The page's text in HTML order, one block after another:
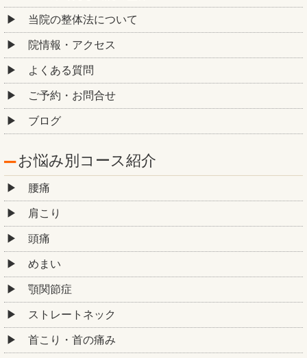
当院の整体法について
院情報・アクセス
よくある質問
ご予約・お問合せ
ブログ
お悩み別コース紹介
腰痛
肩こり
頭痛
めまい
顎関節症
ストレートネック
首こり・首の痛み